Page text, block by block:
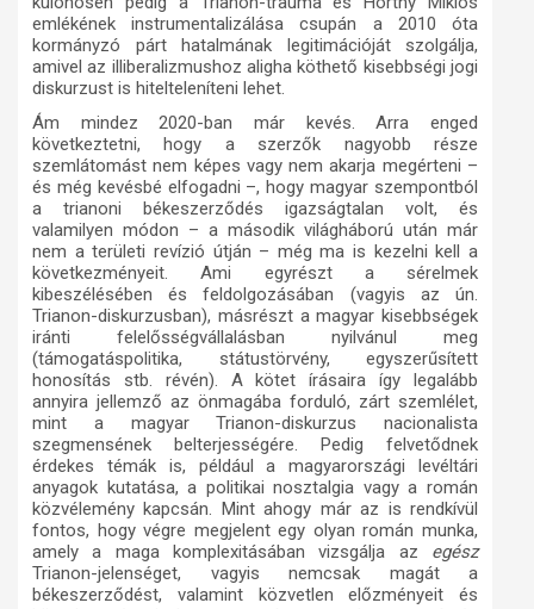
emlékének instrumentalizálása csupán a 2010 óta
kormányzó párt hatalmának legitimációját szolgálja,
amivel az illiberalizmushoz aligha köthető kisebbségi jogi
diskurzust is hitelteleníteni lehet.
Ám mindez 2020-ban már kevés. Arra enged
következtetni, hogy a szerzők nagyobb része
szemlátomást nem képes vagy nem akarja megérteni –
és még kevésbé elfogadni –, hogy magyar szempontból
a trianoni békeszerződés igazságtalan volt, és
valamilyen módon – a második világháború után már
nem a területi revízió útján – még ma is kezelni kell a
következményeit. Ami egyrészt a sérelmek
kibeszélésében és feldolgozásában (vagyis az ún.
Trianon-diskurzusban), másrészt a magyar kisebbségek
iránti felelősségvállalásban nyilvánul meg
(támogatáspolitika, státustörvény, egyszerűsített
honosítás stb. révén). A kötet írásaira így legalább
annyira jellemző az önmagába forduló, zárt szemlélet,
mint a magyar Trianon-diskurzus nacionalista
szegmensének belterjességére. Pedig felvetődnek
érdekes témák is, például a magyarországi levéltári
anyagok kutatása, a politikai nosztalgia vagy a román
közvélemény kapcsán. Mint ahogy már az is rendkívül
fontos, hogy végre megjelent egy olyan román munka,
amely a maga komplexitásában vizsgálja az egész
Trianon-jelenséget, vagyis nemcsak magát a
békeszerződést, valamint közvetlen előzményeit és